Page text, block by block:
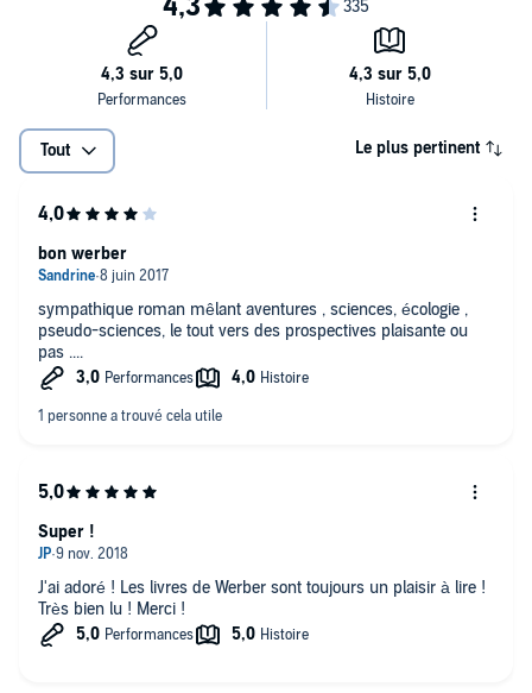
Tout Le plus pertinent
sympathique roman mêlant aventures , sciences, écologie ,
pseudo-sciences, le tout vers des prospectives plaisante ou
pas ....
bon werber
J'ai adoré ! Les livres de Werber sont toujours un plaisir à lire !
Très bien lu ! Merci !
Super !